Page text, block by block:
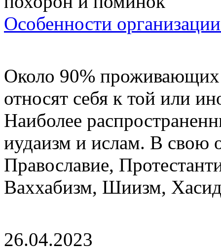
Особенности
Около 90% проживающих
относят себя к той или
Наиболее
иудаизм и ислам. В свою
Православие,
Ваххабизм, Шиизм,
26.04.2023